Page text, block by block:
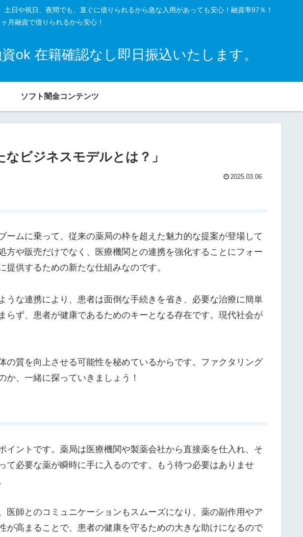
日や祝日、夜間でも、直ぐに借りられるから急な入用があっても安心！融資率97％！
月融資で借りられるから安心！
ok 在籍確認なし即日振込いたします。
ソフト闇金コンテンツ
ビジネスモデルとは？」
2025.03.06
ムに乗って、従来の薬局の枠を超えた魅力的な提案が登場して
や販売だけでなく、医療機関との連携を強化することにフォー
供するための新たな仕組みなのです。
な連携により、患者は面倒な手続きを省き、必要な治療に簡単
ず、患者が健康であるためのキーとなる存在です。現代社会が
質を向上させる可能性を秘めているからです。ファクタリング
、一緒に探っていきましょう！
ントです。薬局は医療機関や製薬会社から直接薬を仕入れ、そ
必要な薬が瞬時に手に入るのです。もう待つ必要はありませ
師とのコミュニケーションもスムーズになり、薬の副作用やア
高まることで、患者の健康を守るための大きな助けになるので